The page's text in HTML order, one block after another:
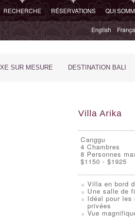
RECHERCHE RÉSERVATIONS QUI
English
SUR MESURE DESTINATION BALI
Villa Arika
Canggu
4 Chambres
8 Personnes
$1150 - $1925
Villa en bord
Une salle de
Idéal pour les
privées
Vue